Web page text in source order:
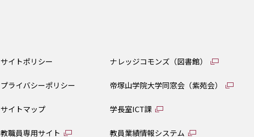
サイトポリシー
プライバシーポリシー
サイトマップ
教職員専用サイト
ナレッジコモンズ（図書館）
帝塚山学院大学同窓会（紫苑会）
学長室ICT課
教員業績情報システム